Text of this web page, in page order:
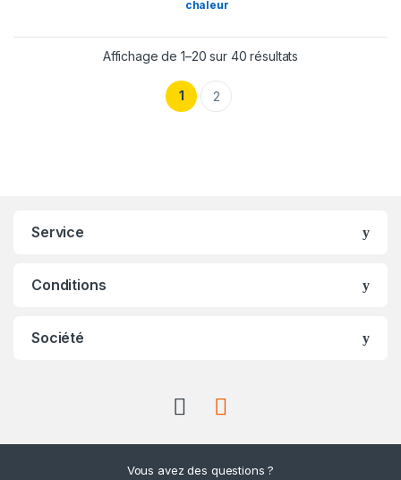
chaleur
Affichage de 1–20 sur 40 résultats
1 2
Service
Conditions
Société
Vous avez des questions ?